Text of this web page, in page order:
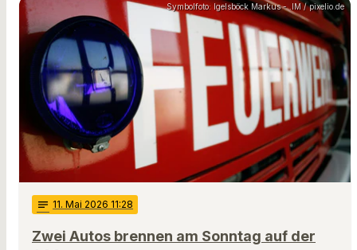
Symbolfoto: Igelsböck Markus - .IM / pixelio.de
notes 11. Mai 2026 11:28
Zwei Autos brennen am Sonntag auf der